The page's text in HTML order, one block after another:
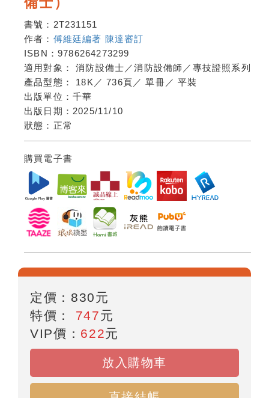
書號： 2T231151
作者： 傅維廷編著 陳達審訂
ISBN： 9786264273299
適用對象：消防設備士／消防設備師／專技證照系列
產品型態： 18K ／736頁 ／單冊 ／平裝
出版單位： 千華
出版日期： 2025/11/10
狀態： 正常
購買電子書
定價： 830元
特價： 747元
VIP價： 622元
放入購物車